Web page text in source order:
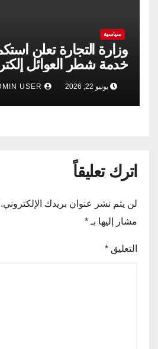
سياسية
وزارة التجارة تعلن
خدمة شطر العوائل
وجميع المحافظات
يونيو 22, 2026
اترك تعليقاً
لن يتم نشر عنوان بريدك الإلكتروني.
مشار إليها بـ *
التعليق *